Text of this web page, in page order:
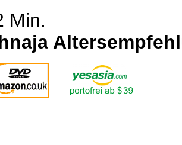
Min.